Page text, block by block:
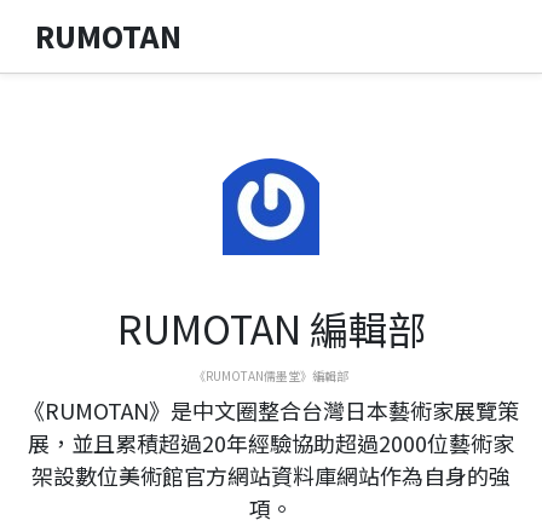
RUMOTAN
RUMOTAN 編輯部
《RUMOTAN儒墨堂》編輯部
《RUMOTAN》是中文圈整合台灣日本藝術家展覽策
展，並且累積超過20年經驗協助超過2000位藝術家
架設數位美術館官方網站資料庫網站作為自身的強
項。